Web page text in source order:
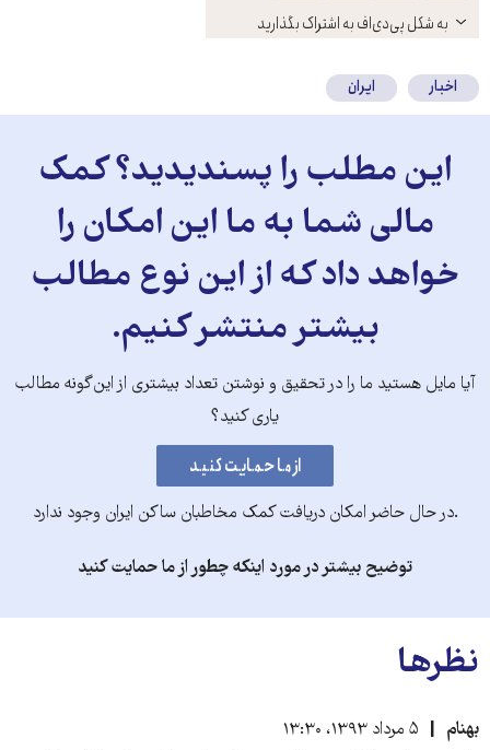
باز
کنید
به شکل پی‌دی‌اف به اشتراک بگذارید
اخبار ایران
این مطلب را پسندیدید؟ کمک
مالی شما به ما این امکان را
خواهد داد که از این نوع مطالب
بیشتر منتشر کنیم.
آیا مایل هستید ما را در تحقیق و نوشتن تعداد بیشتری از این‌گونه مطالب
یاری کنید؟
.در حال حاضر امکان دریافت کمک مخاطبان ساکن ایران وجود ندارد
توضیح بیشتر در مورد اینکه چطور از ما حمایت کنید
نظرها
بهنام
۵ مرداد ۱۳۹۳، ۱۳:۳۰